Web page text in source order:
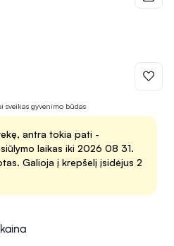
sveikas gyvenimo būdas
antra tokia pati -
laikas iki 2026 08 31.
Galioja į krepšelį įsidėjus 2